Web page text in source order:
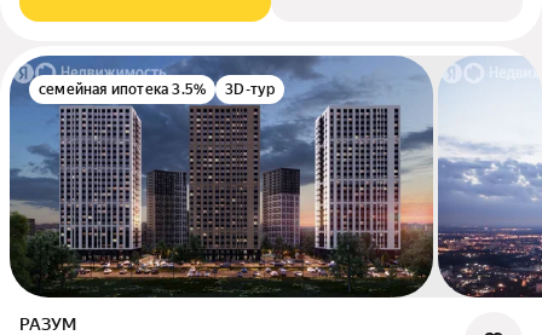
семейная ипотека 3.5% 3D-тур
РАЗУМ